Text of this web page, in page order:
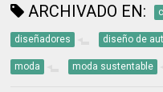
ARCHIVADO EN:
diseñadores diseño de
moda moda sustentable